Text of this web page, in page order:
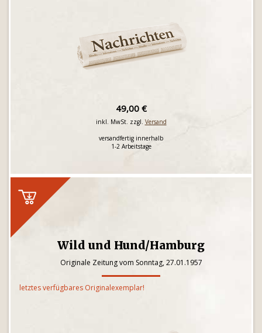
49,00 €
inkl. MwSt. zzgl. Versand
versandfertig innerhalb
1-2 Arbeitstage
Wild und Hund/Hamburg
Originale Zeitung vom Sonntag, 27.01.1957
letztes verfügbares Originalexemplar!